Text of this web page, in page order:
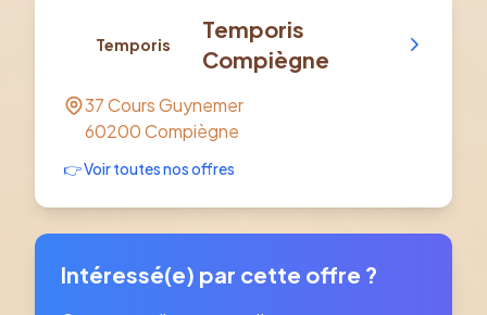
Temporis
Temporis
Compiègne
37 Cours Guynemer
60200Compiègne
👉 Voir toutes nos offres
Intéressé(e) par cette offre ?